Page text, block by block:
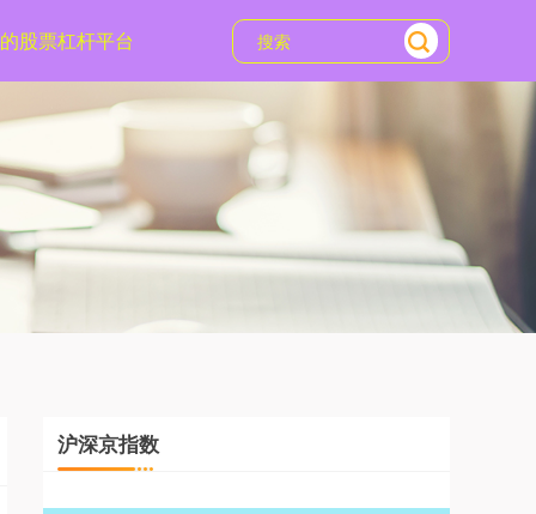
股票杠杆平台
沪深京指数